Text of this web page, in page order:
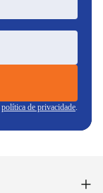
política de privacidade.
+